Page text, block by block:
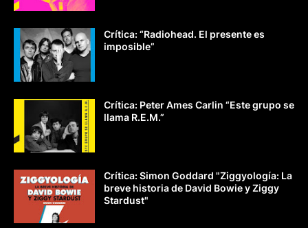
Crítica: “Radiohead. El presente es
imposible”
Crítica: Peter Ames Carlin “Este grupo se
llama R.E.M.”
Crítica: Simon Goddard "Ziggyología: La
breve historia de David Bowie y Ziggy
Stardust"